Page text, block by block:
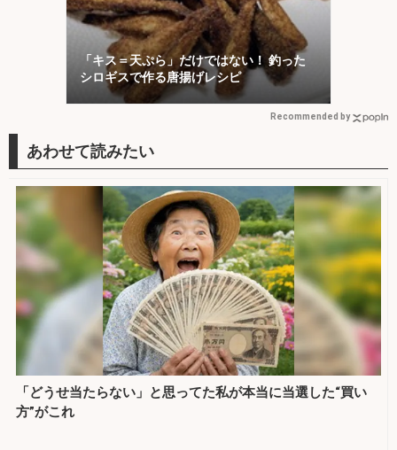
「キス＝天ぷら」だけではない！ 釣った
シロギスで作る唐揚げレシピ
Recommended by
「どうせ当たらない」と思ってた私が本当に当選した“買い
方”がこれ